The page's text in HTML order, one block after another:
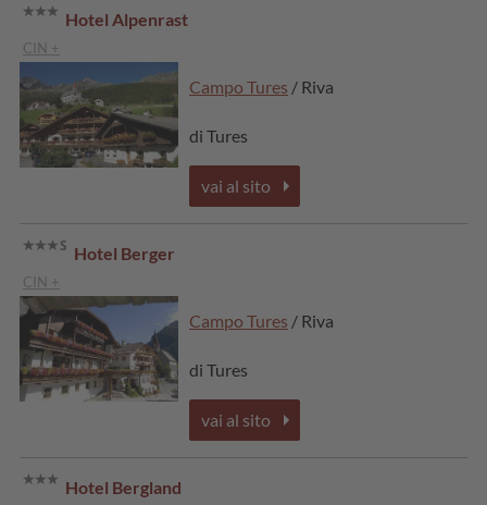
Hotel Alpenrast
CIN +
Campo Tures / Riva
di Tures
vai al sito
Hotel Berger
CIN +
Campo Tures / Riva
di Tures
vai al sito
Hotel Bergland